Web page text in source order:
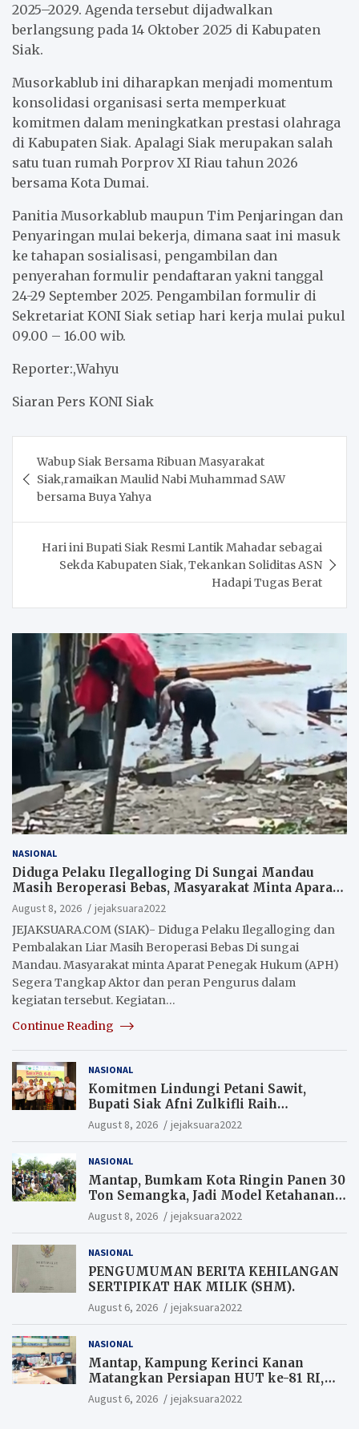
2025–2029. Agenda tersebut dijadwalkan
berlangsung pada 14 Oktober 2025 di Kabupaten
Siak.
Musorkablub ini diharapkan menjadi momentum
konsolidasi organisasi serta memperkuat
komitmen dalam meningkatkan prestasi olahraga
di Kabupaten Siak. Apalagi Siak merupakan salah
satu tuan rumah Porprov XI Riau tahun 2026
bersama Kota Dumai.
Panitia Musorkablub maupun Tim Penjaringan dan
Penyaringan mulai bekerja, dimana saat ini masuk
ke tahapan sosialisasi, pengambilan dan
penyerahan formulir pendaftaran yakni tanggal
24-29 September 2025. Pengambilan formulir di
Sekretariat KONI Siak setiap hari kerja mulai pukul
09.00 – 16.00 wib.
Reporter:,Wahyu
Siaran Pers KONI Siak
navigation
Wabup Siak Bersama Ribuan Masyarakat
Siak,ramaikan Maulid Nabi Muhammad SAW
bersama Buya Yahya
Hari ini Bupati Siak Resmi Lantik Mahadar sebagai
Sekda Kabupaten Siak, Tekankan Soliditas ASN
Hadapi Tugas Berat
NASIONAL
Diduga Pelaku Ilegalloging Di Sungai Mandau
Masih Beroperasi Bebas, Masyarakat Minta Aparat
Penegak Hukum Segera Tangkap Aktor Dan
Pengurus.
August 8, 2026
jejaksuara2022
JEJAKSUARA.COM (SIAK)- Diduga Pelaku Ilegalloging dan
Pembalakan Liar Masih Beroperasi Bebas Di sungai
Mandau. Masyarakat minta Aparat Penegak Hukum (APH)
Segera Tangkap Aktor dan peran Pengurus dalam
kegiatan tersebut. Kegiatan…
Continue Reading
NASIONAL
Komitmen Lindungi Petani Sawit,
Bupati Siak Afni Zulkifli Raih
Penghargaan SIEXPO 2026
August 8, 2026 jejaksuara2022
NASIONAL
Mantap, Bumkam Kota Ringin Panen 30
Ton Semangka, Jadi Model Ketahanan
Pangan Siak.
August 8, 2026 jejaksuara2022
NASIONAL
PENGUMUMAN BERITA KEHILANGAN
SERTIPIKAT HAK MILIK (SHM).
August 6, 2026 jejaksuara2022
NASIONAL
Mantap, Kampung Kerinci Kanan
Matangkan Persiapan HUT ke-81 RI,
Warga yang ikut Upacara
Berkesempatan Raih Hadiah
August 6, 2026 jejaksuara2022